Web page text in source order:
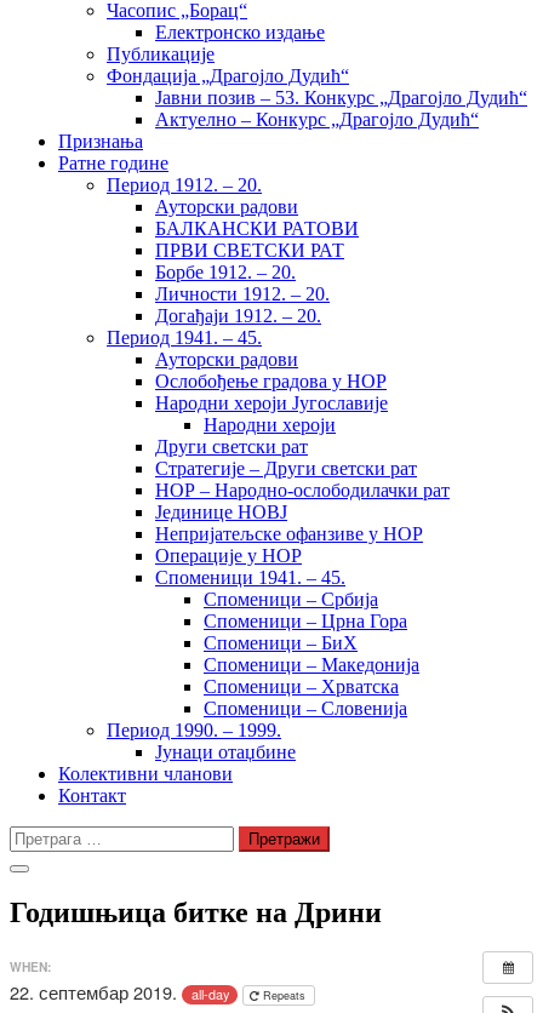
Часопис „Борац“
Електронско издање
Публикације
Фондација „Драгојло Дудић“
Јавни позив – 53. Конкурс „Драгојло Дудић“
Актуелно – Конкурс „Драгојло Дудић“
Признања
Ратне године
Период 1912. – 20.
Ауторски радови
БАЛКАНСКИ РАТОВИ
ПРВИ СВЕТСКИ РАТ
Борбе 1912. – 20.
Личности 1912. – 20.
Догађаји 1912. – 20.
Период 1941. – 45.
Ауторски радови
Ослобођење градова у НОР
Народни хероји Југославије
Народни хероји
Други светски рат
Стратегије – Други светски рат
НОР – Народно-ослободилачки рат
Јединице НОВЈ
Непријатељске офанзиве у НОР
Операције у НОР
Споменици 1941. – 45.
Споменици – Србија
Споменици – Црна Гора
Споменици – БиХ
Споменици – Македонија
Споменици – Хрватска
Споменици – Словенија
Период 1990. – 1999.
Јунаци отаџбине
Колективни чланови
Контакт
Претрага
за:
Годишњица битке на Дрини
WHEN:
22. септембар 2019. all-day Repeats